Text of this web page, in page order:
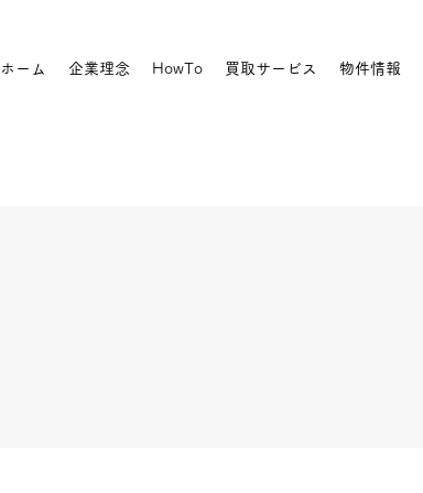
ホーム 企業理念 HowTo 買取サービス 物件情報